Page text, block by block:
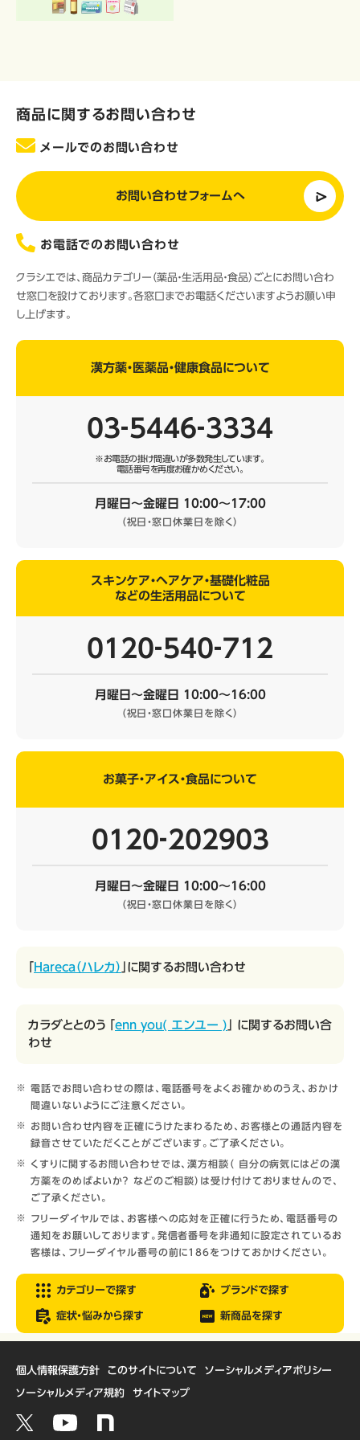
商品に関するお問い合わせ
メールでのお問い合わせ
お問い合わせフォームへ
お電話でのお問い合わせ
クラシエでは、商品カテゴリー（薬品・生活用品・食品）ごとにお問い合わ
せ窓口を設けております。各窓口までお電話くださいますようお願い申
し上げます。
漢方薬・医薬品・健康食品について
03‐5446‐3334
※お電話の掛け間違いが多数発生しています。
電話番号を再度お確かめください。
月曜日～金曜日 10:00～17:00
（祝日・窓口休業日を除く）
スキンケア・ヘアケア・基礎化粧品
などの生活用品について
0120‐540‐712
月曜日～金曜日 10:00～16:00
（祝日・窓口休業日を除く）
お菓子・アイス・食品について
0120‐202903
月曜日～金曜日 10:00～16:00
（祝日・窓口休業日を除く）
Hareca（ハレカ） 」に関するお問い合わせ
カラダととのう 「 enn you( エンユー ) 」 に関するお問い合
わせ
電話でお問い合わせの際は、電話番号をよくお確かめのうえ、おかけ
間違いないようにご注意ください。
お問い合わせ内容を正確にうけたまわるため、お客様との通話内容を
録音させていただくことがございます。ご了承ください。
くすりに関するお問い合わせでは、漢方相談（ 自分の病気にはどの漢
方薬をのめばよいか？ などのご相談）は受け付けておりませんので、
ご了承ください。
フリーダイヤルでは、お客様への応対を正確に行うため、電話番号の
通知をお願いしております。発信者番号を非通知に設定されているお
客様は、フリーダイヤル番号の前に186をつけておかけください。
カテゴリーで探す ブランドで探す
症状・悩みから探す 新商品を探す
個人情報保護方針 このサイトについて ソーシャルメディアポリシー
ソーシャルメディア規約 サイトマップ